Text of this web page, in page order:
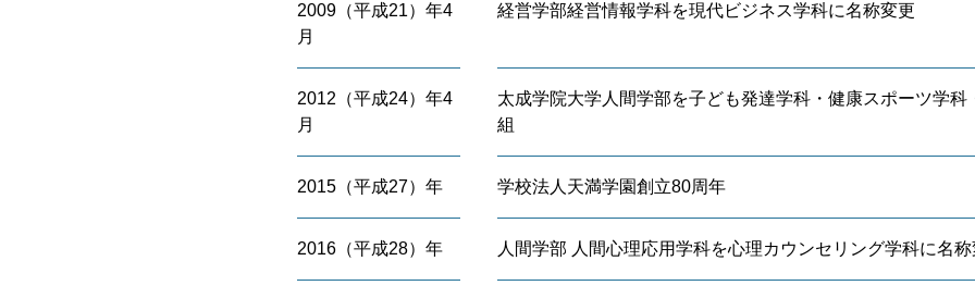
2009（平成21）年4
月
経営学部経営情報学科を現代ビジネス学科に名称変更
2012（平成24）年4
月
太成学院大学人間学部を子ども発達学科・健康スポーツ学科
組
2015（平成27）年 学校法人天満学園創立80周年
2016（平成28）年 人間学部 人間心理応用学科を心理カウンセリング学科に名称